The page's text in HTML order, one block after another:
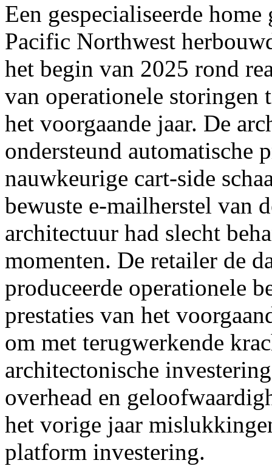
Een gespecialiseerde
Pacific Northwest
het begin van 2025 rond
van operationele storingen
het voorgaande jaar. De
ondersteund automatische
nauwkeurige cart-side
bewuste e-mailherstel van
architectuur had slecht
momenten. De retailer de
produceerde operationele
prestaties van het
om met terugwerkende
architectonische
overhead en
het vorige jaar
platform investering.